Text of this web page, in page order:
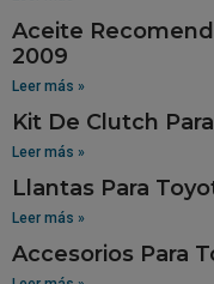
Aceite
2009
Leer más »
Kit De Clutch
Leer más »
Llantas Para
Leer más »
Accesorios Para